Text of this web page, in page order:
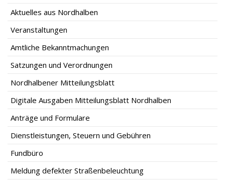
Aktuelles aus Nordhalben
Veranstaltungen
Amtliche Bekanntmachungen
Satzungen und Verordnungen
Nordhalbener Mitteilungsblatt
Digitale Ausgaben Mitteilungsblatt Nordhalben
Anträge und Formulare
Dienstleistungen, Steuern und Gebühren
Fundbüro
Meldung defekter Straßenbeleuchtung